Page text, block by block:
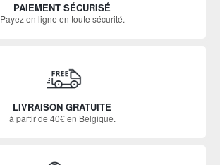
PAIEMENT SÉCURISÉ
Payez en ligne en toute sécurité.
LIVRAISON GRATUITE
à partir de 40€ en Belgique.